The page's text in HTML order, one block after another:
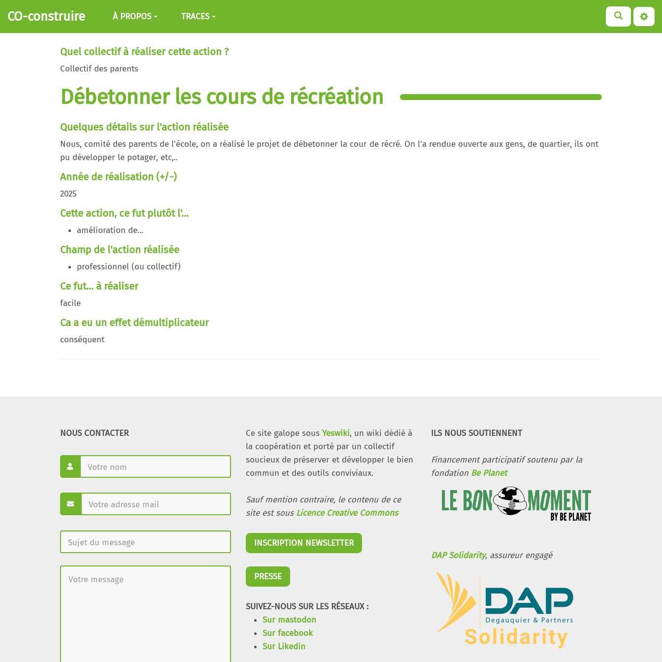
Aller au contenu principal
CO-construire À PROPOS TRACES
Quel collectif à réaliser cette action ?
Collectif des parents
Débetonner les cours de récréation
Quelques détails sur l'action réalisée
Nous, comité des parents de l'école, on a réalisé le projet de débetonner la cour de récré. On l'a rendue ouverte aux gens, de quartier, ils ont
pu développer le potager, etc,..
Année de réalisation (+/-)
2025
Cette action, ce fut plutôt l'...
amélioration de...
Champ de l'action réalisée
professionnel (ou collectif)
Ce fut... à réaliser
facile
Ca a eu un effet démultiplicateur
conséquent
NOUS CONTACTER Ce site galope sous Yeswiki, un wiki dédié à
la coopération et porté par un collectif
soucieux de préserver et développer le bien
commun et des outils conviviaux.
Sauf mention contraire, le contenu de ce
site est sous Licence Creative Commons
INSCRIPTION NEWSLETTER
PRESSE
SUIVEZ-NOUS SUR LES RÉSEAUX :
Sur mastodon
Sur facebook
Sur Likedin
ILS NOUS SOUTIENNENT
Financement participatif soutenu par la
fondation Be Planet
DAP Solidarity, assureur engagé